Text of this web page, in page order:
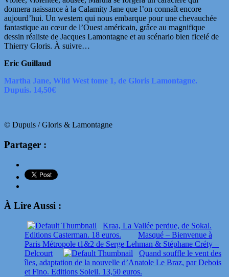
donnera naissance à la Calamity Jane que l’on connaît encore
aujourd’hui. Un western qui nous embarque pour une chevauchée
fantastique au cœur de l’Ouest américain, grâce au magnifique
dessin réaliste de Jacques Lamontagne et au scénario bien ficelé de
Thierry Gloris. À suivre…
Eric Guillaud
Martha Jane, Wild West tome 1, de Gloris Lamontagne.
Dupuis. 14,50€
© Dupuis / Gloris & Lamontagne
Partager :
À Lire Aussi :
Kraa, La Vallée perdue, de Sokal.
Editions Casterman. 18 euros.
Masqué – Bienvenue à
Paris Métropole t1&2 de Serge Lehman & Stéphane Créty –
Delcourt
Quand souffle le vent des
îles, adaptation de la nouvelle d’Anatole Le Braz, par Debois
et Fino. Editions Soleil. 13,50 euros.